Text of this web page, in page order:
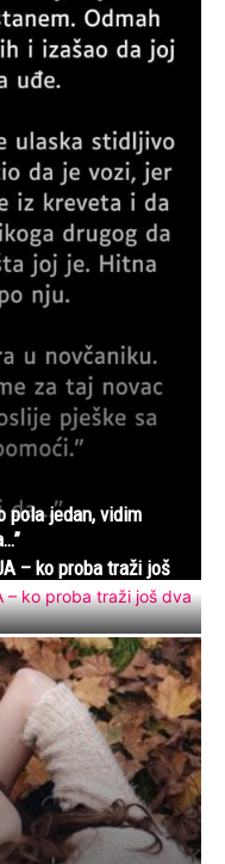
pola jedan, vidim
– ko proba traži još